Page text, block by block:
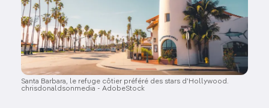
Santa Barbara, le refuge côtier préféré des stars d’Hollywood.
chrisdonaldsonmedia - AdobeStock